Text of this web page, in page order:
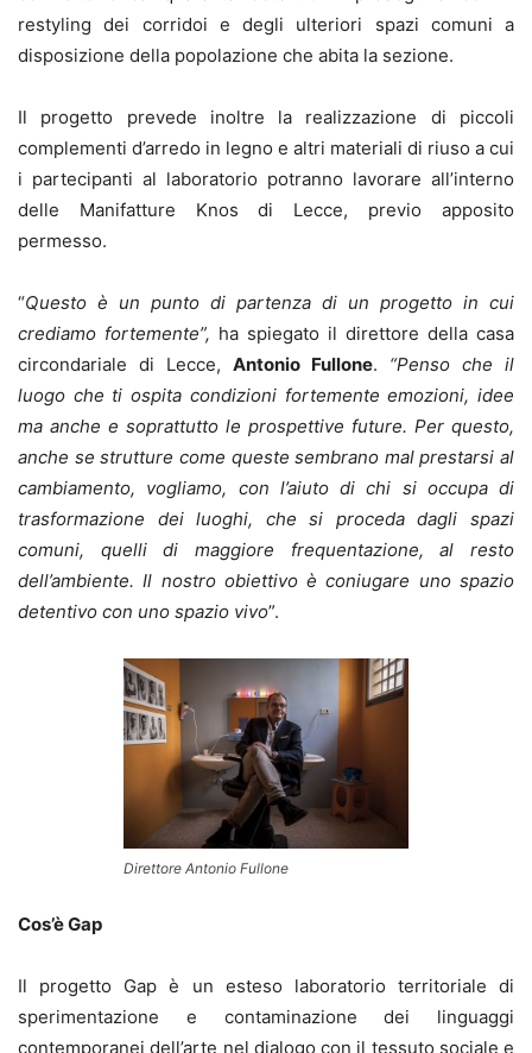
restyling dei corridoi e degli ulteriori spazi comuni a
disposizione della popolazione che abita la sezione.
Il progetto prevede inoltre la realizzazione di piccoli
complementi d’arredo in legno e altri materiali di riuso a cui
i partecipanti al laboratorio potranno lavorare all’interno
delle Manifatture Knos di Lecce, previo apposito
permesso.
“Questo è un punto di partenza di un progetto in cui
crediamo fortemente”, ha spiegato il direttore della casa
circondariale di Lecce, Antonio Fullone. “Penso che il
luogo che ti ospita condizioni fortemente emozioni, idee
ma anche e soprattutto le prospettive future. Per questo,
anche se strutture come queste sembrano mal prestarsi al
cambiamento, vogliamo, con l’aiuto di chi si occupa di
trasformazione dei luoghi, che si proceda dagli spazi
comuni, quelli di maggiore frequentazione, al resto
dell’ambiente. Il nostro obiettivo è coniugare uno spazio
detentivo con uno spazio vivo”.
Direttore Antonio Fullone
Cos’è Gap
Il progetto Gap è un esteso laboratorio territoriale di
sperimentazione e contaminazione dei linguaggi
contemporanei dell’arte nel dialogo con il tessuto sociale e